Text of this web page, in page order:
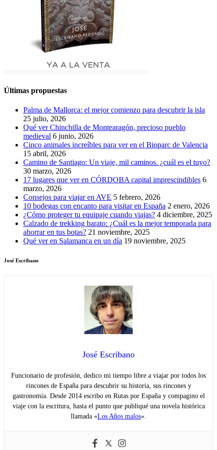
Últimas propuestas
Palma de Mallorca: el mejor comienzo para descubrir la isla
25 julio, 2026
Qué ver Chinchilla de Montearagón, precioso pueblo
medieval 6 junio, 2026
Cinco animales increíbles para ver en el Bioparc de Valencia
15 abril, 2026
Camino de Santiago: Un viaje, mil caminos. ¿cuál es el tuyo?
30 marzo, 2026
17 lugares que ver en CÓRDOBA capital imprescindibles 6
marzo, 2026
Consejos para viajar en AVE 5 febrero, 2026
10 bodegas con encanto para visitar en España 2 enero, 2026
¿Cómo proteger tu equipaje cuando viajas? 4 diciembre, 2025
Calzado de trekking barato: ¿Cuál es la mejor temporada para
ahorrar en tus botas? 21 noviembre, 2025
Qué ver en Salamanca en un día 19 noviembre, 2025
José Escribano
José Escribano
Funcionario de profesión, dedico mi tiempo libre a viajar por todos los
rincones de España para descubrir su historia, sus rincones y
gastronomía. Desde 2014 escribo en Rutas por España y compagino el
viaje con la escritura, hasta el punto que publiqué una novela histórica
llamada «Los Años malos«.